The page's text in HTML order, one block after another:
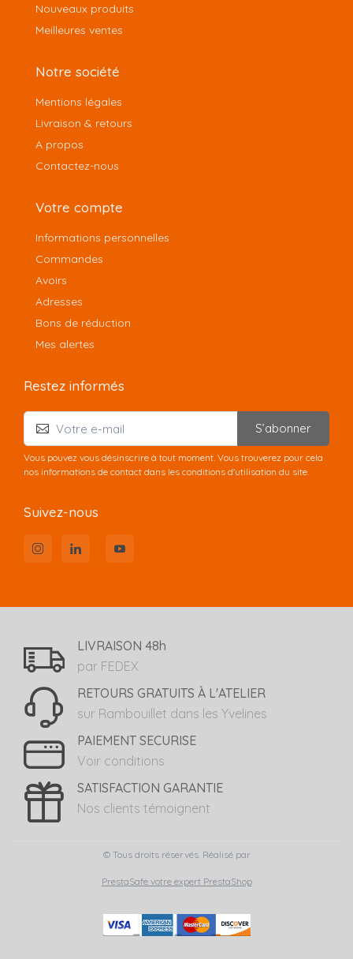
Nouveaux produits
Meilleures ventes
Notre société
Mentions légales
Livraison & retours
A propos
Contactez-nous
Votre compte
Informations personnelles
Commandes
Avoirs
Adresses
Bons de réduction
Mes alertes
Restez informés
S’abonner
Vous pouvez vous désinscrire à tout moment. Vous trouverez pour cela
nos informations de contact dans les conditions d'utilisation du site.
Suivez-nous
LIVRAISON 48h
par FEDEX
RETOURS GRATUITS À L'ATELIER
sur Rambouillet dans les Yvelines
PAIEMENT SECURISE
Voir conditions
SATISFACTION GARANTIE
Nos clients témoignent
© Tous droits réservés. Réalisé par
PrestaSafe votre expert PrestaShop